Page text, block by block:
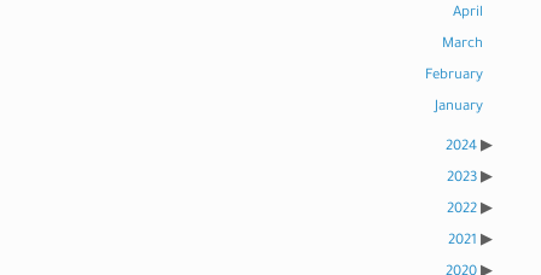
April
March
February
January
2024
2023
2022
2021